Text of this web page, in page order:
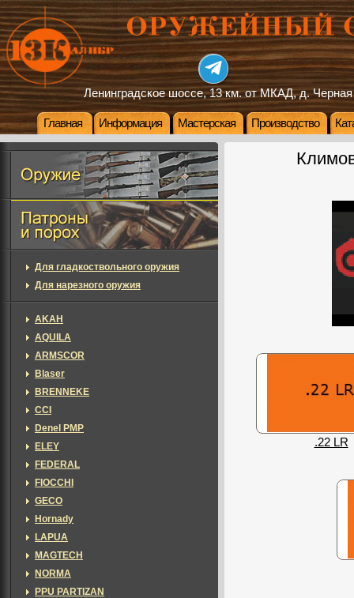
Ленинградское шоссе, 13 км. от МКАД, д. Черная
Главная Информация Мастерская Производство
.22 LR
Для гладкоствольного оружия
Для нарезного оружия
AKAH
AQUILA
ARMSCOR
Blaser
BRENNEKE
CCI
Denel PMP
ELEY
FEDERAL
FIOCCHI
GECO
Hornady
LAPUA
MAGTECH
NORMA
PPU PARTIZAN